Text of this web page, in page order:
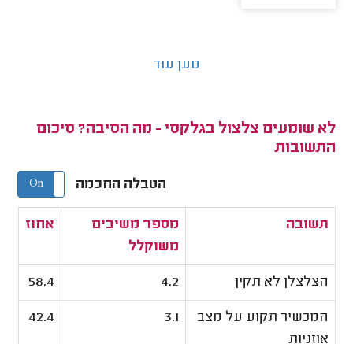
טען עוד
לא שומעים צלצול בגלקסי - מה הסיבה? סיכום
התשובות
הטבלה החכמה On Off
תשובה
מספר משיבים
משוקלל
אחוז
הצלצלן לא תקין 4.2
58.4
המכשיר תקוע על מצב
אוזניות
3.1
42.4